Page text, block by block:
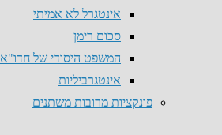
אינטגרל לא אמיתי
סכום רימן
המשפט היסודי של חדו"א
אינטגרביליות
פונקציות מרובות משתנים